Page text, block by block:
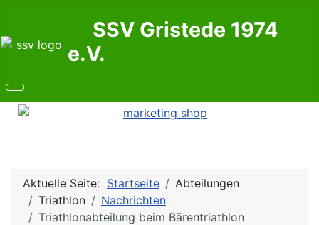
SSV Gristede 1974
e.V.
Aktuelle Seite: Startseite
Abteilungen
Triathlon
Nachrichten
Triathlonabteilung beim Bärentriathlon